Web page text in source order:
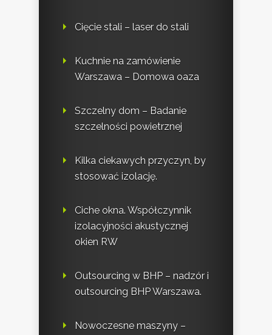
Cięcie stali – laser do stali
Kuchnie na zamówienie
Warszawa – Domowa oaza
Szczelny dom – Badanie
szczelności powietrznej
Kilka ciekawych przyczyn, by
stosować izolację.
Ciche okna. Współczynnik
izolacyjności akustycznej
okien RW
Outsourcing w BHP – nadzór i
outsourcing BHP Warszawa.
Nowoczesne maszyny –